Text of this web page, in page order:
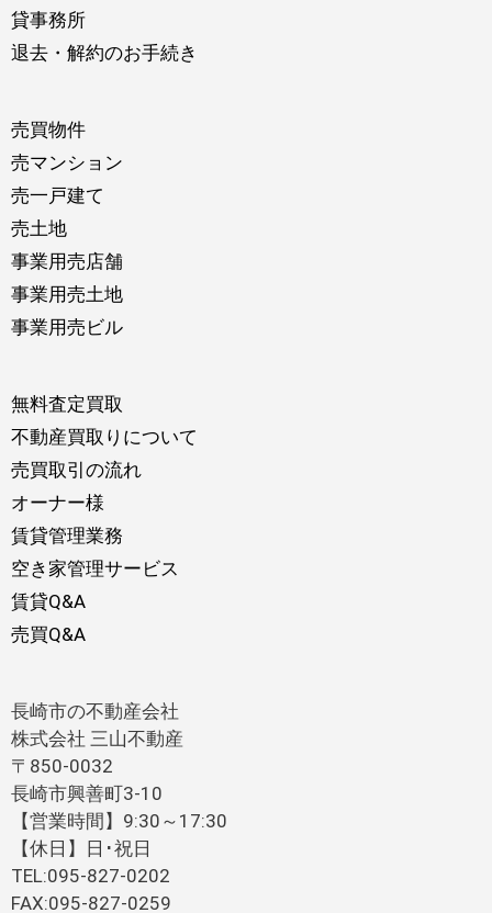
貸事務所
退去・解約のお手続き
売買物件
売マンション
売一戸建て
売土地
事業用売店舗
事業用売土地
事業用売ビル
無料査定買取
不動産買取りについて
売買取引の流れ
オーナー様
賃貸管理業務
空き家管理サービス
賃貸Q&A
売買Q&A
長崎市の不動産会社
株式会社 三山不動産
〒850-0032
長崎市興善町3-10
【営業時間】9:30～17:30
【休日】日･祝日
TEL:095-827-0202
FAX:095-827-0259